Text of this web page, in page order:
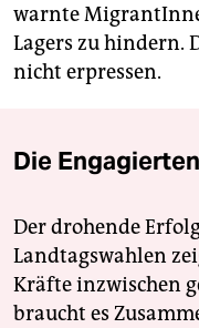
warnte
Lagers zu hindern.
nicht erpressen.
Die
Der drohende
Landtagswahlen
Kräfte inzwischen
braucht es